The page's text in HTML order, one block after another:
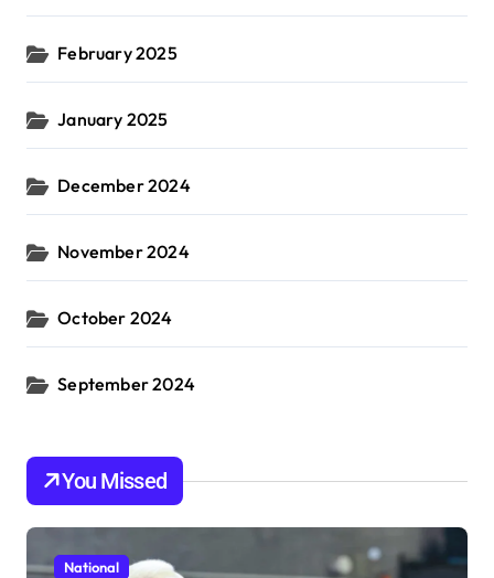
February 2025
January 2025
December 2024
November 2024
October 2024
September 2024
You Missed
National